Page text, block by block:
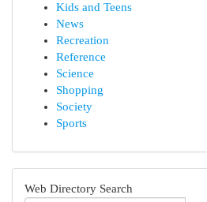
Kids and Teens
News
Recreation
Reference
Science
Shopping
Society
Sports
Web Directory Search